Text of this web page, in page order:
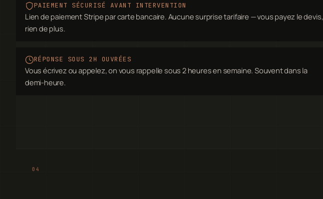
PAIEMENT SÉCURISÉ AVANT INTERVENTION
Lien de paiement Stripe par carte bancaire. Aucune surprise tarifaire — vous payez le devis,
rien de plus.
RÉPONSE SOUS 2H OUVRÉES
Vous écrivez ou appelez, on vous rappelle sous 2 heures en semaine. Souvent dans la
demi-heure.